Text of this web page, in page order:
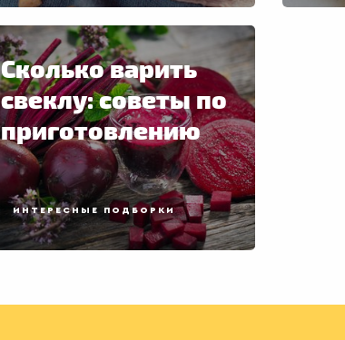
Сколько варить
свеклу: советы по
приготовлению
ИНТЕРЕСНЫЕ ПОДБОРКИ